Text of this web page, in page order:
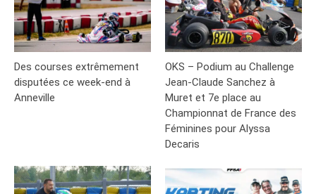
Des courses extrêmement
disputées ce week-end à
Anneville
OKS – Podium au Challenge
Jean-Claude Sanchez à
Muret et 7e place au
Championnat de France des
Féminines pour Alyssa
Decaris